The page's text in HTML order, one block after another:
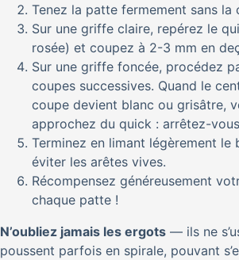
Tenez la patte fermement sans la
Sur une griffe claire, repérez le
rosée) et coupez à 2-3 mm en
Sur une griffe foncée, procédez
coupes successives. Quand le
coupe devient blanc ou grisâtre,
approchez du quick : arrêtez-
Terminez en limant légèrement le
éviter les arêtes vives.
Récompensez généreusement
chaque patte !
N’oubliez jamais les ergots — ils ne
poussent parfois en spirale, pouvant